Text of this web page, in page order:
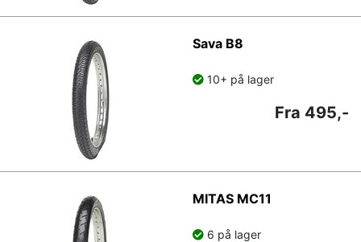
Sava B8
10+ på lager
Fra 495,-
MITAS MC11
6 på lager